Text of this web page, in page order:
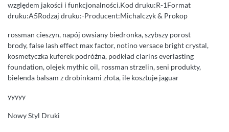
względem jakości i funkcjonalności.Kod druku:R-1Format
druku:A5Rodzaj druku:-Producent:Michalczyk & Prokop
rossman cieszyn, napój owsiany biedronka, szybszy porost
brody, false lash effect max factor, notino versace bright crystal,
kosmetyczka kuferek podróżna, podkład clarins everlasting
foundation, olejek mythic oil, rossman strzelin, seni produkty,
bielenda balsam z drobinkami złota, ile kosztuje jaguar
yyyyy
Nowy Styl Druki